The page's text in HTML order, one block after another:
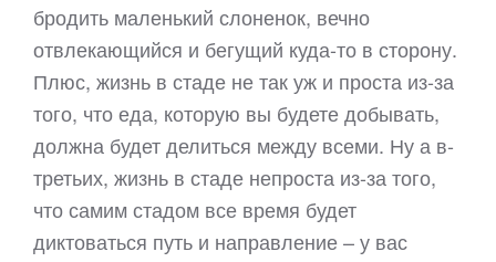
бродить маленький слоненок, вечно
отвлекающийся и бегущий куда-то в сторону.
Плюс, жизнь в стаде не так уж и проста из-за
того, что еда, которую вы будете добывать,
должна будет делиться между всеми. Ну а в-
третьих, жизнь в стаде непроста из-за того,
что самим стадом все время будет
диктоваться путь и направление – у вас